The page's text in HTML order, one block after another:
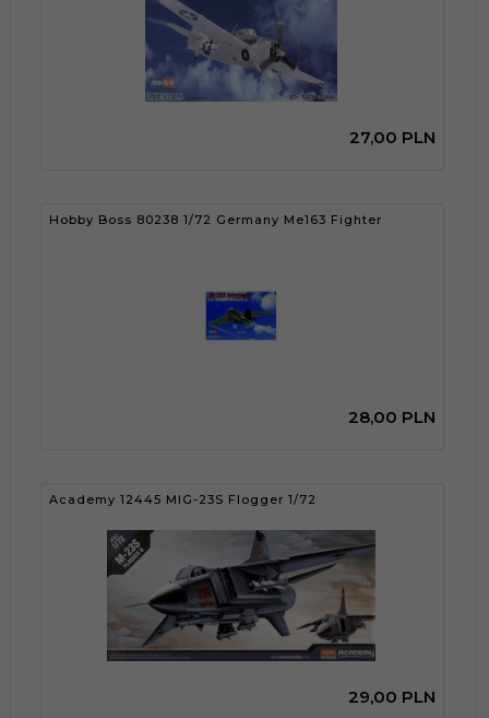
27,00 PLN
Hobby Boss 80238 1/72 Germany Me163 Fighter
28,00 PLN
Academy 12445 MIG-23S Flogger 1/72
29,00 PLN